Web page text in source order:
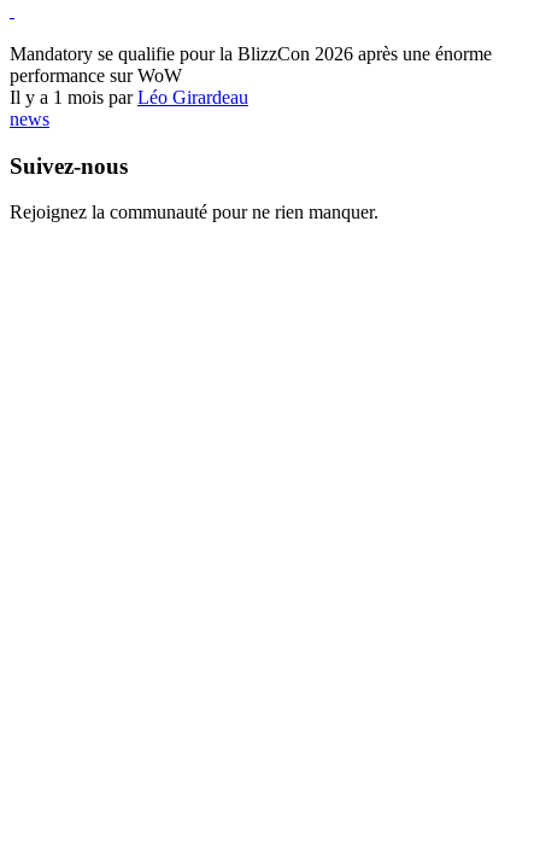
Mandatory se qualifie pour la BlizzCon 2026 après une énorme
performance sur WoW
Il y a 1 mois parLéo Girardeau
news
Suivez-nous
Rejoignez la communauté pour ne rien manquer.